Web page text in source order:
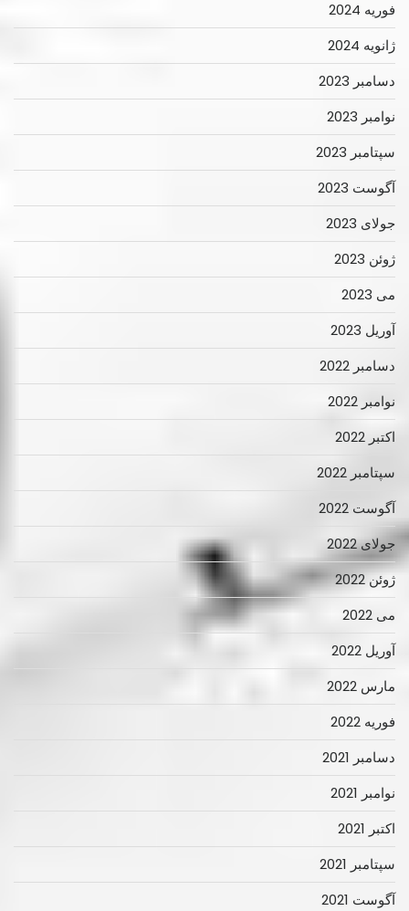
فوریه 2024
ژانویه 2024
دسامبر 2023
نوامبر 2023
سپتامبر 2023
آگوست 2023
جولای 2023
ژوئن 2023
می 2023
آوریل 2023
دسامبر 2022
نوامبر 2022
اکتبر 2022
سپتامبر 2022
آگوست 2022
جولای 2022
ژوئن 2022
می 2022
آوریل 2022
مارس 2022
فوریه 2022
دسامبر 2021
نوامبر 2021
اکتبر 2021
سپتامبر 2021
آگوست 2021